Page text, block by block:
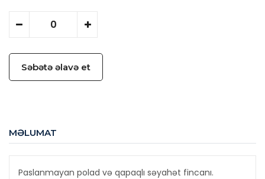
Səbətə əlavə et
MƏLUMAT
Paslanmayan polad və qapaqlı səyahət fincanı.